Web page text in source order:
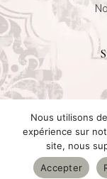
Nous utilisons
expérience sur
site, nous
Accepter